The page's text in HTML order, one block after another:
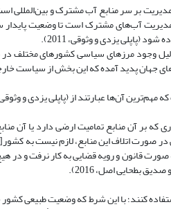
بر سر منابع آب مشترک و بین‌المللی
آب‌های مشترک است تا وضعیت
یزدی و وثوقی، 2011).
وجود مرزهای سیاسی کشورهای مختلف در
پدید آمده که این بخش از سیاست خارجی
آن‌ها عبارتند از (پاپلی یزدی و وثوقی،
بر آن منابع تمامیت ارضی دارد یا آن
صورت اتلاف این منابع، لازم نیست به
قانون و رویه قضایی به کار نرفت و در
کنند؛ با این شرط که وضعیت طبیعی کشور